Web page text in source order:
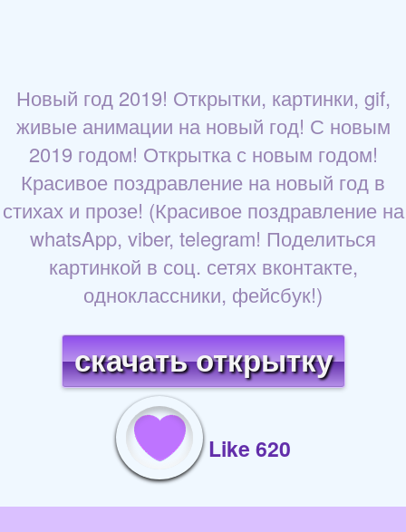
Новый год 2019! Открытки, картинки, gif,
живые анимации на новый год! С новым
2019 годом! Открытка с новым годом!
Красивое поздравление на новый год в
стихах и прозе! (Красивое поздравление на
whatsApp, viber, telegram! Поделиться
картинкой в соц. сетях вконтакте,
одноклассники, фейсбук!)
скачать открытку
Like 620